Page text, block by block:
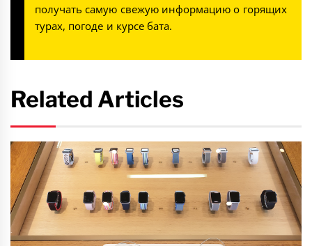
получать самую свежую информацию о горящих
турах, погоде и курсе бата.
Related Articles